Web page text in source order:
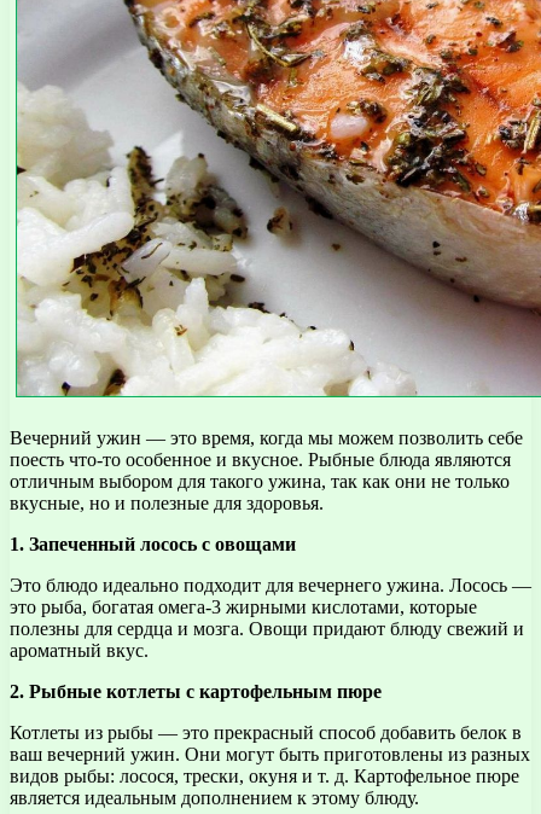
Вечерний ужин — это время, когда мы можем позволить себе
поесть что-то особенное и вкусное. Рыбные блюда являются
отличным выбором для такого ужина, так как они не только
вкусные, но и полезные для здоровья.
1. Запеченный лосось с овощами
Это блюдо идеально подходит для вечернего ужина. Лосось —
это рыба, богатая омега-3 жирными кислотами, которые
полезны для сердца и мозга. Овощи придают блюду свежий и
ароматный вкус.
2. Рыбные котлеты с картофельным пюре
Котлеты из рыбы — это прекрасный способ добавить белок в
ваш вечерний ужин. Они могут быть приготовлены из разных
видов рыбы: лосося, трески, окуня и т. д. Картофельное пюре
является идеальным дополнением к этому блюду.